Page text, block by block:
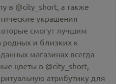
в @city_short, а также
украшения
смогут лучшим
родных и близких к
магазинах всегда
цветы в @city_short,
атрибутику для